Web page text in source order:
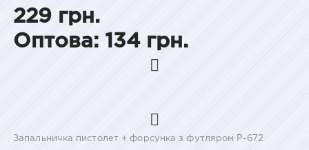
229 грн.
Оптова: 134 грн.
Запальничка пистолет + форсунка з футляром P-672